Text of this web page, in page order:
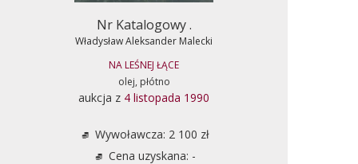
Nr Katalogowy .
Władysław Aleksander Malecki
NA LEŚNEJ ŁĄCE
olej, płótno
aukcja z 4 listopada 1990
Wywoławcza: 2 100 zł
Cena uzyskana: -